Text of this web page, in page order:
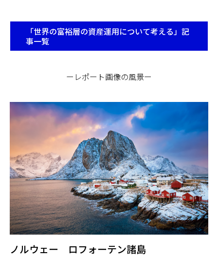
「世界の富裕層の資産運用について考える」記
事一覧
ーレポート画像の風景ー
ノルウェー ロフォーテン諸島